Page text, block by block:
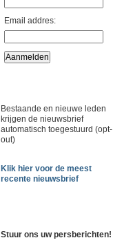
Email addres:
Bestaande en nieuwe leden
krijgen de nieuwsbrief
automatisch toegestuurd (opt-
out)
Klik hier voor de meest
recente nieuwsbrief
Stuur ons uw persberichten!